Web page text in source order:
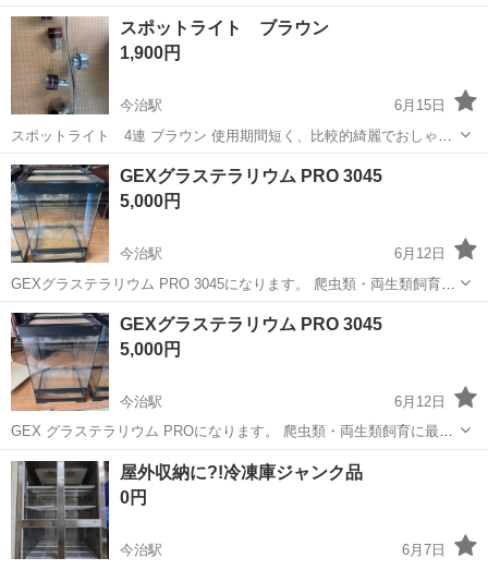
スポットライト ブラウン
1,900円
今治駅
6月15日
スポットライト 4連 ブラウン 使用期間短く、比較的綺麗でおしゃれ
な照明です。 スイッチ式の照明プラグに繋いで利用できます。 紐はな
いので、スイッチがないところでは別途器具が必要になります。
愛媛 今治市 今治駅
GEXグラステラリウム PRO 3045
5,000円
今治駅
6月12日
GEXグラステラリウム PRO 3045になります。 爬虫類・両生類飼育に
最適なガラス製テラリウムケージです。 2週間ほどしか使用していな
いためほぼ新品になります。 ご検討よろしくお願い致します。
愛媛 今治市 今治駅
GEXグラステラリウム PRO 3045
5,000円
今治駅
6月12日
GEX グラステラリウム PROになります。 爬虫類・両生類飼育に最適
なガラス製テラリウムケージです。 2週間ほどしか使用しておりませ
んのでほぼ新品になります。 ご検討よろしくお願い致します。
愛媛 今治市 今治駅 その他
屋外収納に?!冷凍庫ジャンク品
0円
今治駅
6月7日